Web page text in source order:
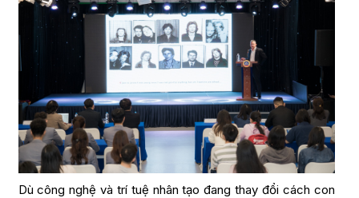
Dù công nghệ và trí tuệ nhân tạo đang thay đổi cách con